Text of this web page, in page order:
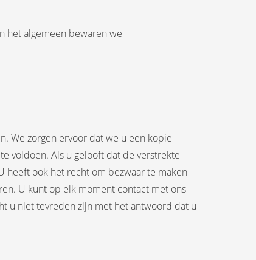
het algemeen bewaren we
We zorgen ervoor dat we u een kopie
voldoen. Als u gelooft dat de verstrekte
ook het recht om bezwaar te maken
U kunt op elk moment contact met ons
u niet tevreden zijn met het antwoord dat u